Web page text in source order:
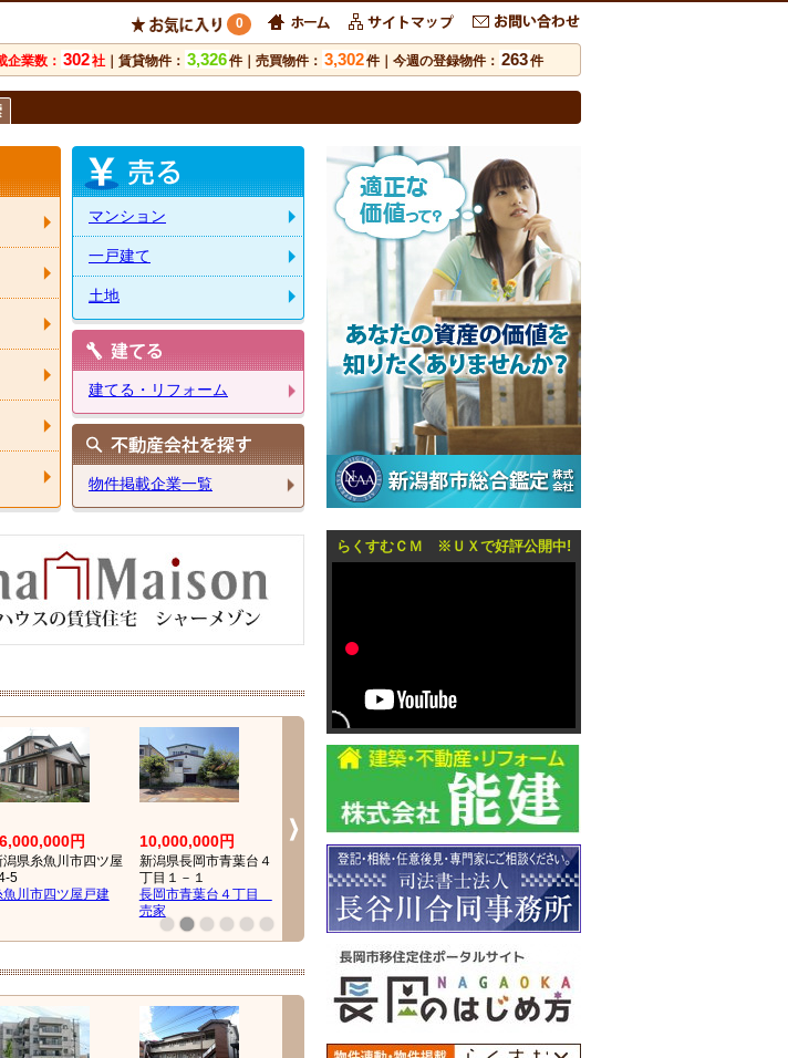
0
企業数： 302社 ｜賃貸物件： 3,326件｜売買物件： 3,302件｜今週の登録物件： 263件
マンション
一戸建て
土地
建てる・リフォーム
物件掲載企業一覧
円
潟県糸魚川市四ツ屋
5
魚川市四ツ屋戸建
10,000,000円
新潟県長岡市青葉台４
丁目１－１
長岡市青葉台４丁目
売家
らくすむＣＭ ※ＵＸで好評公開中!